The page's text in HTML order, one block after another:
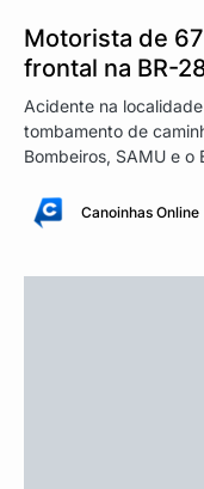
Motorista de
frontal na BR-
Acidente na
tombamento de
Bombeiros, SAMU e o
Canoinhas Online